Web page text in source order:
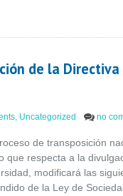
de la
, Uncategorized no
de transposición
que respecta a la
modificará las
de la Ley de